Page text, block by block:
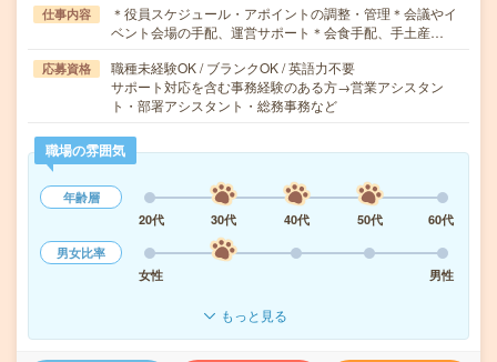
仕事内容
＊役員スケジュール・アポイントの調整・管理＊会議やイ
ベント会場の手配、運営サポート＊会食手配、手土産…
応募資格
職種未経験OK / ブランクOK / 英語力不要
サポート対応を含む事務経験のある方→営業アシスタン
ト・部署アシスタント・総務事務など
職場の雰囲気
年齢層
20代
30代 40代 50代
60代
男女比率
女性
男性
もっと見る